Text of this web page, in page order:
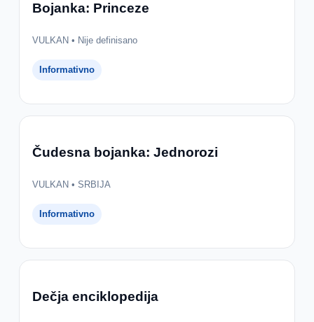
Bojanka: Princeze
VULKAN • Nije definisano
Informativno
Čudesna bojanka: Jednorozi
VULKAN • SRBIJA
Informativno
Dečja enciklopedija